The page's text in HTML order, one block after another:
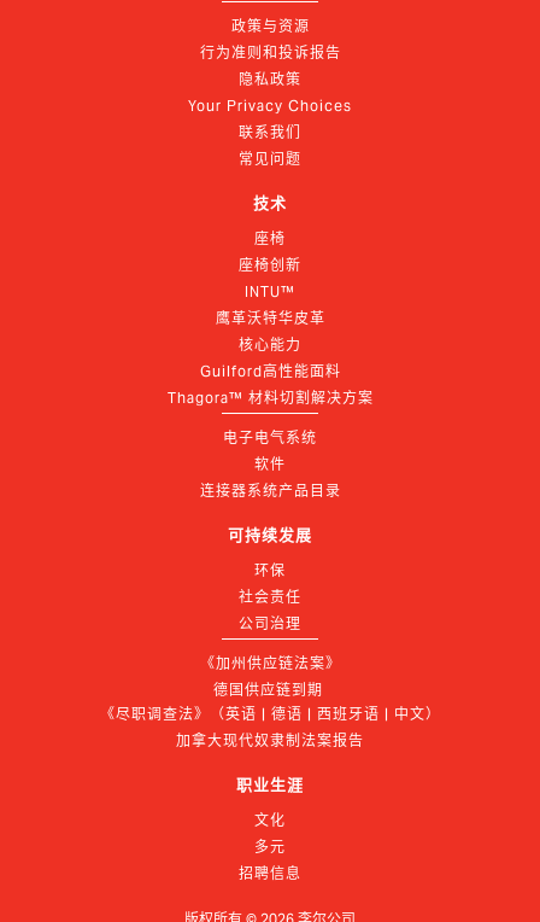
政策与资源
行为准则和投诉报告
隐私政策
Your Privacy Choices
联系我们
常见问题
技术
座椅
座椅创新
INTU™
鹰革沃特华皮革
核心能力
Guilford高性能面料
Thagora™ 材料切割解决方案
电子电气系统
软件
连接器系统产品目录
可持续发展
环保
社会责任
公司治理
《加州供应链法案》
德国供应链到期
《尽职调查法》（英语 | 德语 | 西班牙语 | 中文）
加拿大现代奴隶制法案报告
职业生涯
文化
多元
招聘信息